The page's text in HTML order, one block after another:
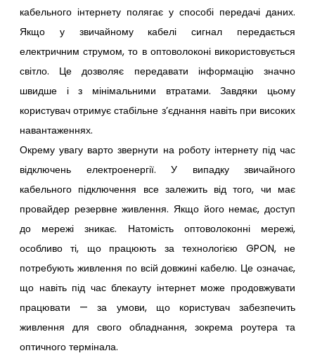
кабельного інтернету полягає у способі передачі даних.
Якщо у звичайному кабелі сигнал передається
електричним струмом, то в оптоволоконі використовується
світло. Це дозволяє передавати інформацію значно
швидше і з мінімальними втратами. Завдяки цьому
користувач отримує стабільне з’єднання навіть при високих
навантаженнях.
Окрему увагу варто звернути на роботу інтернету під час
відключень електроенергії. У випадку звичайного
кабельного підключення все залежить від того, чи має
провайдер резервне живлення. Якщо його немає, доступ
до мережі зникає. Натомість оптоволоконні мережі,
особливо ті, що працюють за технологією GPON, не
потребують живлення по всій довжині кабелю. Це означає,
що навіть під час блекауту інтернет може продовжувати
працювати — за умови, що користувач забезпечить
живлення для свого обладнання, зокрема роутера та
оптичного термінала.